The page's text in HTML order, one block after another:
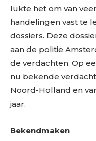
lukte het om van
handelingen vast te
dossiers. Deze
aan de politie
de verdachten. Op
nu bekende
Noord-Holland en
jaar.
Bekendmaken